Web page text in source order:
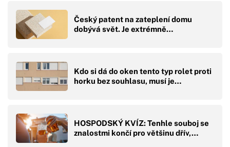
Český patent na zateplení domu
dobývá svět. Je extrémně…
Kdo si dá do oken tento typ rolet proti
horku bez souhlasu, musí je…
HOSPODSKÝ KVÍZ: Tenhle souboj se
znalostmi končí pro většinu dřív,…